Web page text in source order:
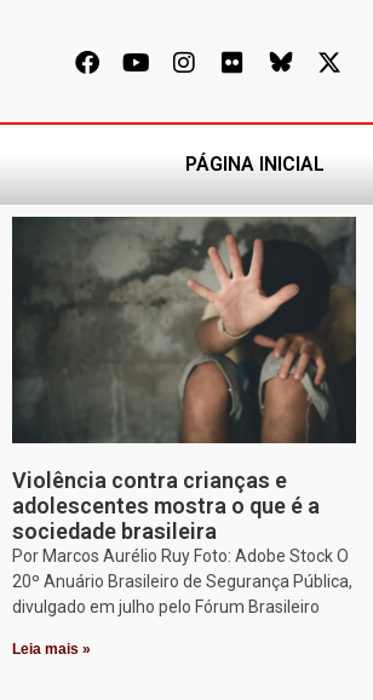
PÁGINA INICIAL
Violência contra crianças e
adolescentes mostra o que é a
sociedade brasileira
Por Marcos Aurélio Ruy Foto: Adobe Stock O
20º Anuário Brasileiro de Segurança Pública,
divulgado em julho pelo Fórum Brasileiro
Leia mais »